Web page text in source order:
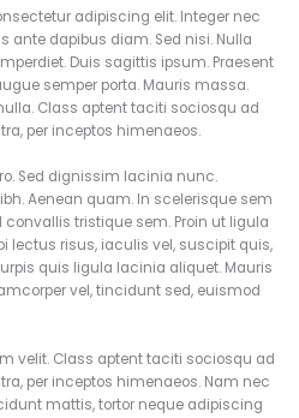
adipiscing elit. Integer nec
ante dapibus diam. Sed nisi. Nulla
Duis sagittis ipsum. Praesent
semper porta. Mauris massa.
Class aptent taciti sociosqu ad
per inceptos himenaeos.
Sed dignissim lacinia nunc.
Aenean quam. In scelerisque sem
convallis tristique sem. Proin ut ligula
lectus risus, iaculis vel, suscipit quis,
quis ligula lacinia aliquet. Mauris
vel, tincidunt sed, euismod
velit. Class aptent taciti sociosqu ad
per inceptos himenaeos. Nam nec
mattis, tortor neque adipiscing